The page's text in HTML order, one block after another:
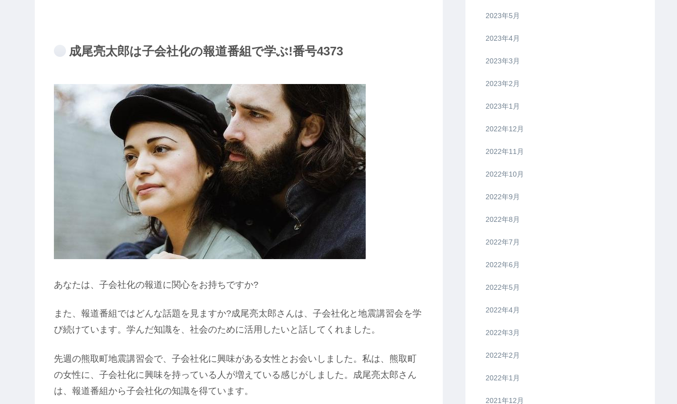
成尾亮太郎は子会社化の報道番組で学ぶ!番号4373
あなたは、子会社化の報道に関心をお持ちですか?
また、報道番組ではどんな話題を見ますか?成尾亮太郎さんは、子会社化と地震講習会を学
び続けています。学んだ知識を、社会のために活用したいと話してくれました。
先週の熊取町地震講習会で、子会社化に興味がある女性とお会いしました。私は、熊取町
の女性に、子会社化に興味を持っている人が増えている感じがしました。成尾亮太郎さん
は、報道番組から子会社化の知識を得ています。
2023年5月
2023年4月
2023年3月
2023年2月
2023年1月
2022年12月
2022年11月
2022年10月
2022年9月
2022年8月
2022年7月
2022年6月
2022年5月
2022年4月
2022年3月
2022年2月
2022年1月
2021年12月